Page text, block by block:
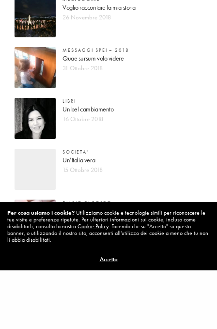
Voglio raccontare la mia storia
26 Novembre 2018
MESSAGGI SPEI – 2018
Quae sursum volo videre
31 Ottobre 2018
LIBRI
Un bel cambiamento
16 Ottobre 2018
SOCIETA'
Un’Italia vera
15 Ottobre 2018
DIARIO DI BORDO
La vita vince sempre
8 Ottobre 2018
Per cambiare ci vuole coraggio
8 Ottobre 2018
Per cosa usiamo i cookie? Utilizziamo cookie e tecnologie simili per riconoscere le
tue visite e preferenze ripetute. Per ulteriori informazioni sui cookie, incluso come
disabilitarli, consulta la nostraCookie Policy. Facendo clic su "Accetto" su questo
banner, o utilizzando il nostro sito, acconsenti all'utilizzo dei cookie a meno che tu non
li abbia disabilitati.
Accetto